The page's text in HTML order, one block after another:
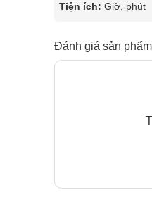
Tiện ích: Giờ, phút
Đánh giá sản